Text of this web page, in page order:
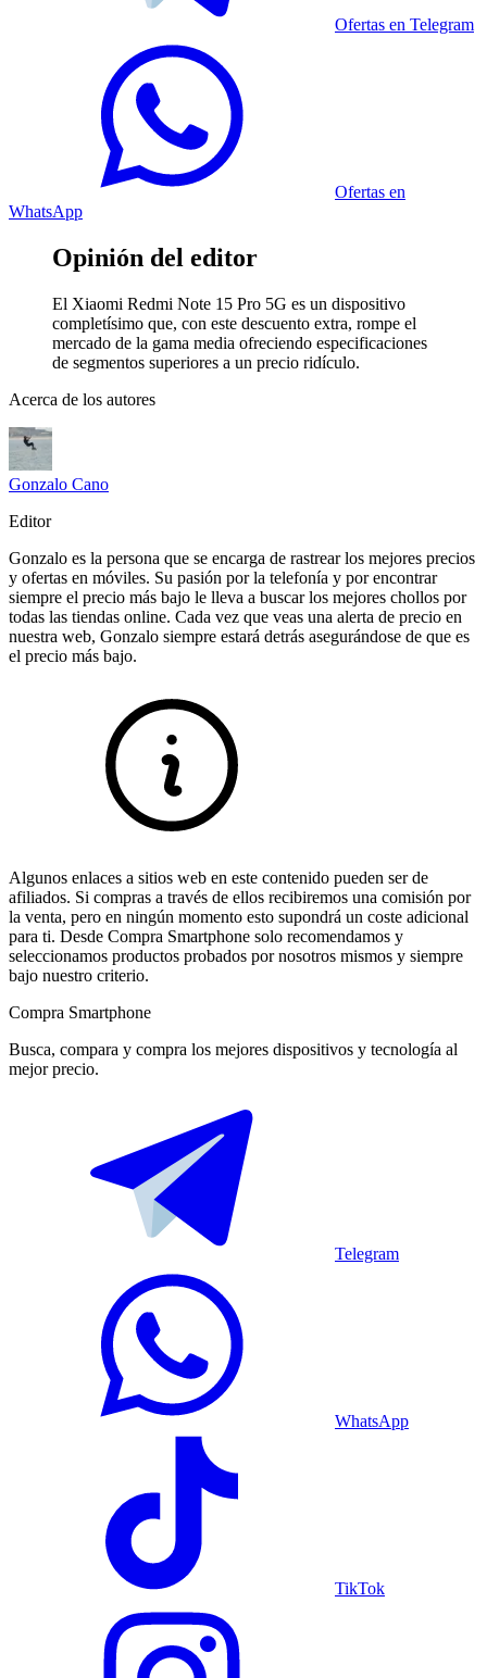
Ofertas en Telegram
Ofertas en
WhatsApp
Opinión del editor
El Xiaomi Redmi Note 15 Pro 5G es un dispositivo
completísimo que, con este descuento extra, rompe el
mercado de la gama media ofreciendo especificaciones
de segmentos superiores a un precio ridículo.
Acerca de los autores
Gonzalo Cano
Editor
Gonzalo es la persona que se encarga de rastrear los mejores precios
y ofertas en móviles. Su pasión por la telefonía y por encontrar
siempre el precio más bajo le lleva a buscar los mejores chollos por
todas las tiendas online. Cada vez que veas una alerta de precio en
nuestra web, Gonzalo siempre estará detrás asegurándose de que es
el precio más bajo.
Algunos enlaces a sitios web en este contenido pueden ser de
afiliados. Si compras a través de ellos recibiremos una comisión por
la venta, pero en ningún momento esto supondrá un coste adicional
para ti. Desde Compra Smartphone solo recomendamos y
seleccionamos productos probados por nosotros mismos y siempre
bajo nuestro criterio.
Compra Smartphone
Busca, compara y compra los mejores dispositivos y tecnología al
mejor precio.
Telegram
WhatsApp
TikTok